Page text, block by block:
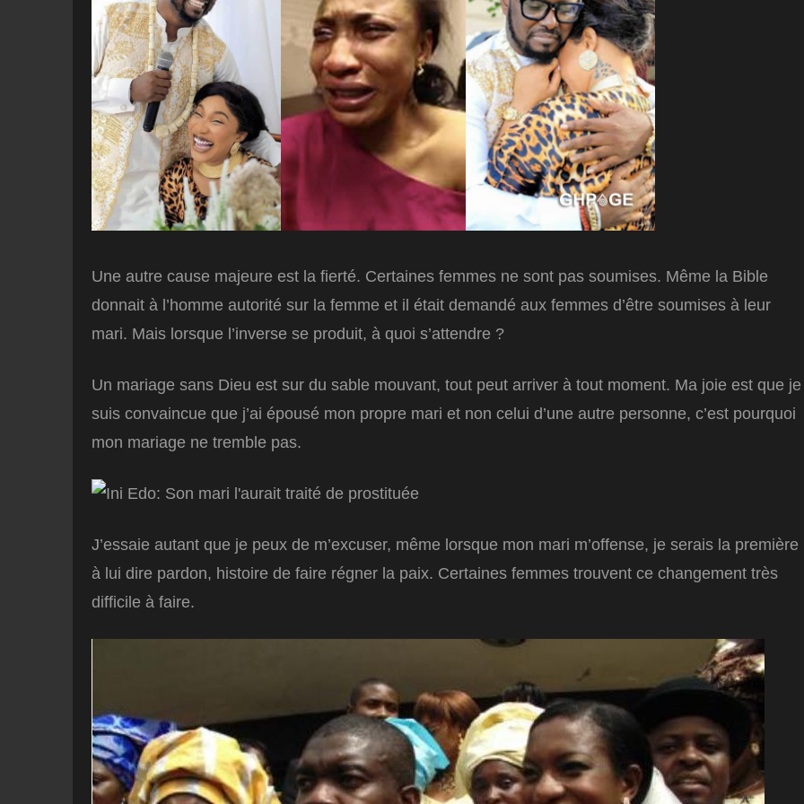
Une autre cause majeure est la fierté. Certaines femmes ne sont pas soumises. Même la Bible
donnait à l’homme autorité sur la femme et il était demandé aux femmes d’être soumises à leur
mari. Mais lorsque l’inverse se produit, à quoi s’attendre ?
Un mariage sans Dieu est sur du sable mouvant, tout peut arriver à tout moment. Ma joie est que je
suis convaincue que j’ai épousé mon propre mari et non celui d’une autre personne, c’est pourquoi
mon mariage ne tremble pas.
J’essaie autant que je peux de m’excuser, même lorsque mon mari m’offense, je serais la première
à lui dire pardon, histoire de faire régner la paix. Certaines femmes trouvent ce changement très
difficile à faire.